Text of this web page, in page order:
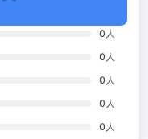
0 人
0 人
0 人
0 人
0 人